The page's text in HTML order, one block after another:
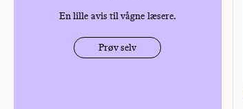
En lille avis til vågne læsere.
Prøv selv